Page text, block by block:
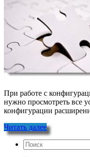
При работе с
нужно просмотреть все
конфигурации
Читать далее